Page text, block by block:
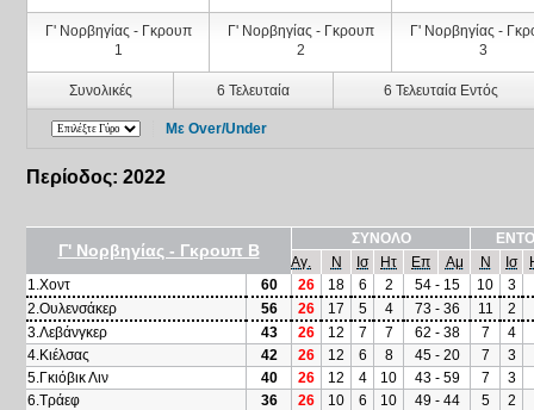
Γ' Νορβηγίας - Γκρουπ
1
Γ' Νορβηγίας - Γκρουπ
2
Γ' Νορβηγίας -
3
Συνολικές 6 Τελευταία 6 Τελευταία Εντός
Με Over/Under
Περίοδος: 2022
Γ' Νορβηγίας - Γκρουπ Β
ΣΥΝΟΛΟ
Αγ.
Ν Ισ Ητ Επ Αμ Ν Ισ
1.Χοντ
60 26 18 6 2 54 - 15 10 3
2.Ουλενσάκερ
56 26 17 5 4 73 - 36 11 2
3.Λεβάνγκερ
43 26 12 7 7 62 - 38 7 4
4.Κιέλσας
42 26 12 6 8 45 - 20 7 3
5.Γκιόβικ Λιν
40 26 12 4 10 43 - 59 7 3
6.Τράεφ
36 26 10 6 10 49 - 44 5 2